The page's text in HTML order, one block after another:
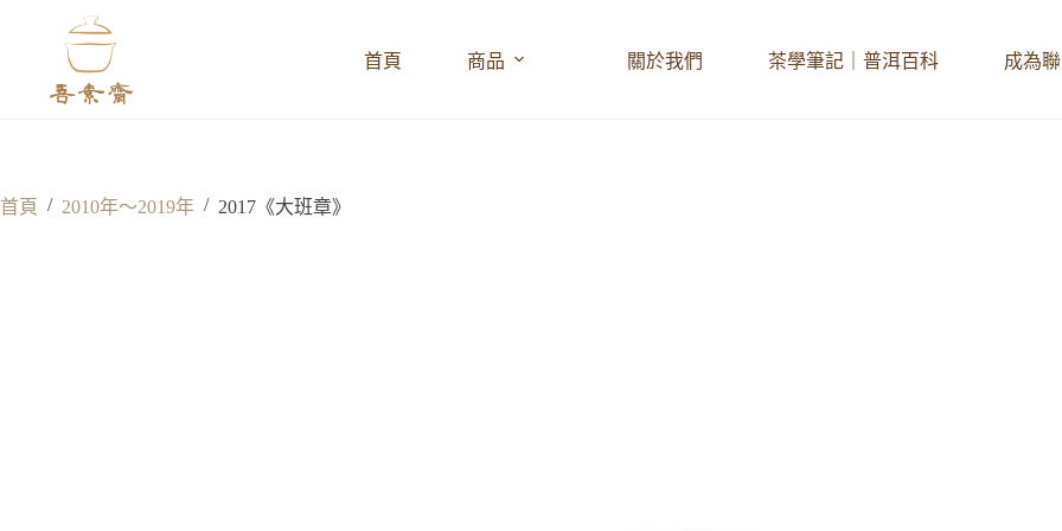
首頁 商品 關於我們 茶學筆記｜普洱百科 成為
首頁 / 2010年～2019年 / 2017《大班章》